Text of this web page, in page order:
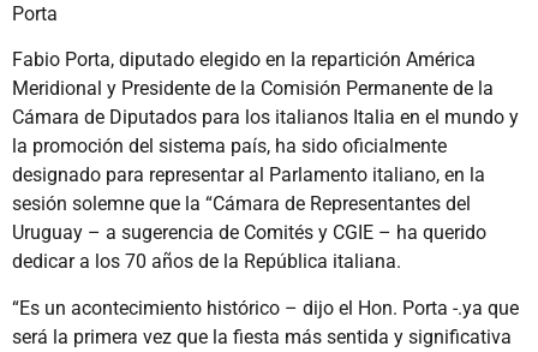
Porta
Fabio Porta, diputado elegido en la repartición América
Meridional y Presidente de la Comisión Permanente de la
Cámara de Diputados para los italianos Italia en el mundo y
la promoción del sistema país, ha sido oficialmente
designado para representar al Parlamento italiano, en la
sesión solemne que la “Cámara de Representantes del
Uruguay – a sugerencia de Comités y CGIE – ha querido
dedicar a los 70 años de la República italiana.
“Es un acontecimiento histórico – dijo el Hon. Porta -.ya que
será la primera vez que la fiesta más sentida y significativa